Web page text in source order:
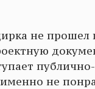
не прошел
не